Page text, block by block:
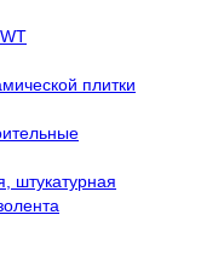
плитки
штукатурная